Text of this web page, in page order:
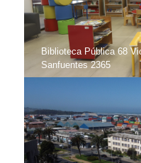
Biblioteca Pública 68
Sanfuentes 2365